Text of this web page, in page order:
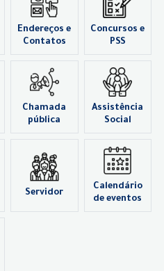
Endereços e
Contatos
Concursos e
PSS
Chamada
pública
Assistência
Social
Servidor
Calendário
de eventos